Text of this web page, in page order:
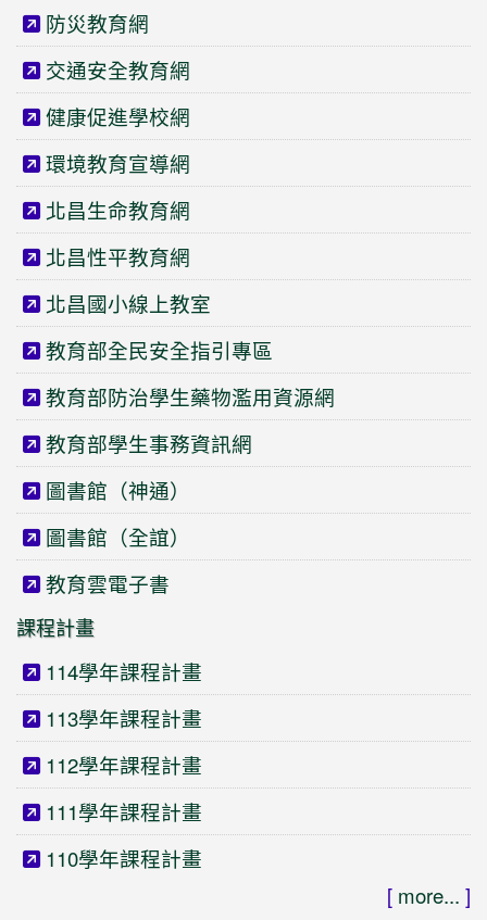
防災教育網
交通安全教育網
健康促進學校網
環境教育宣導網
北昌生命教育網
北昌性平教育網
北昌國小線上教室
教育部全民安全指引專區
教育部防治學生藥物濫用資源網
教育部學生事務資訊網
圖書館（神通）
圖書館（全誼）
教育雲電子書
課程計畫
114學年課程計畫
113學年課程計畫
112學年課程計畫
111學年課程計畫
110學年課程計畫
[ more... ]